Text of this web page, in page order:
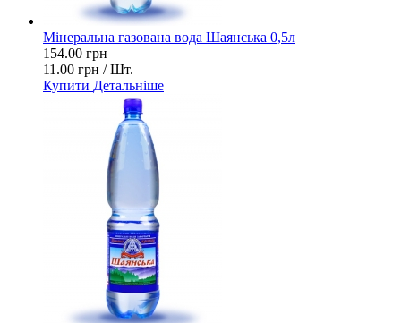
Мінеральна газована вода Шаянська 0,5л
154.00 грн
11.00 грн / Шт.
Купити Детальніше